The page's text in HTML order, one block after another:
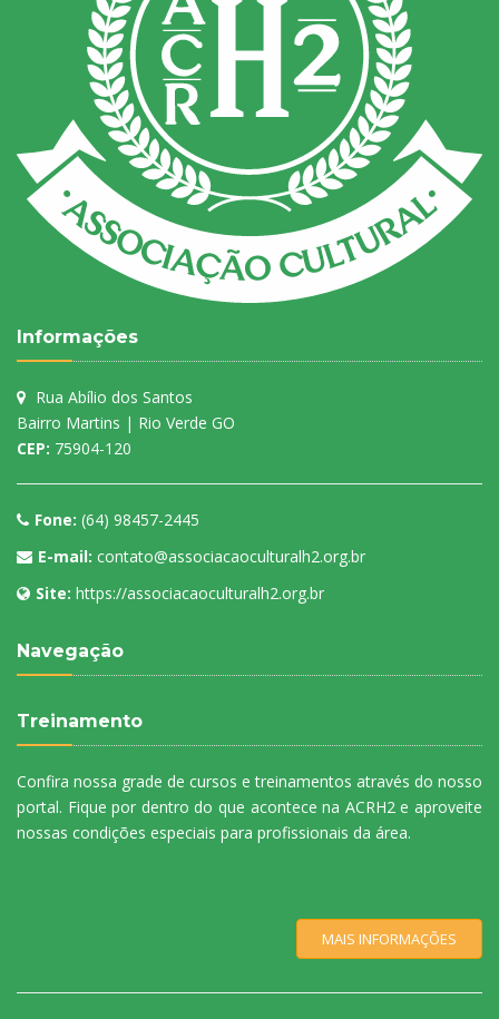
Informações
Rua Abílio dos Santos
Bairro Martins | Rio Verde GO
CEP: 75904-120
Fone: (64) 98457-2445
E-mail: contato@associacaoculturalh2.org.br
Site: https://associacaoculturalh2.org.br
Navegação
Treinamento
Confira nossa grade de cursos e treinamentos através do nosso
portal. Fique por dentro do que acontece na ACRH2 e aproveite
nossas condições especiais para profissionais da área.
MAIS INFORMAÇÕES